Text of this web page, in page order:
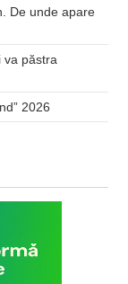
De unde apare
va păstra
2026